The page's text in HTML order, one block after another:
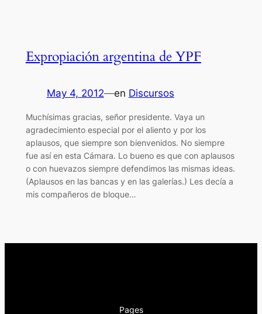
Expropiación argentina de YPF
May 4, 2012—en Discursos
Muchísimas gracias, señor presidente. Vaya un
agradecimiento especial por el aliento y por los
aplausos, que siempre son bienvenidos. No siempre
fue así en esta Cámara. Lo bueno es que con aplausos
o con huevazos siempre defendimos las mismas ideas.
(Aplausos en las bancas y en las galerías.) Les decía a
mis compañeros de bloque…
Pages